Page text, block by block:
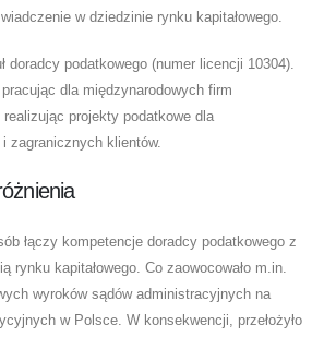
w dziedzinie rynku kapitałowego.
doradcy podatkowego (numer licencji 10304).
dla międzynarodowych firm
projekty podatkowe dla
zagranicznych klientów.
łączy kompetencje doradcy podatkowego z
rynku kapitałowego. Co zaowocowało m.in.
wyroków sądów administracyjnych na
w Polsce. W konsekwencji, przełożyło